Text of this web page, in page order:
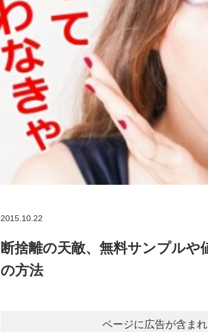
2015.10.22
断捨離の天敵、無料サンプルや
の方法
ページに広告が含ま